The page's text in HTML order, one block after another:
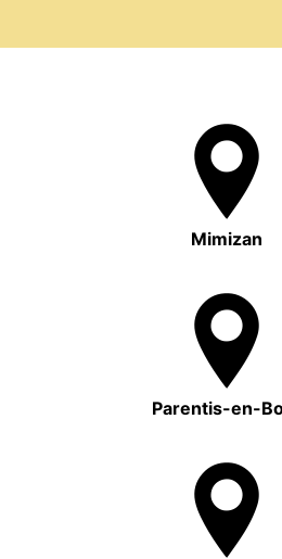
Mimizan
Parentis-en-